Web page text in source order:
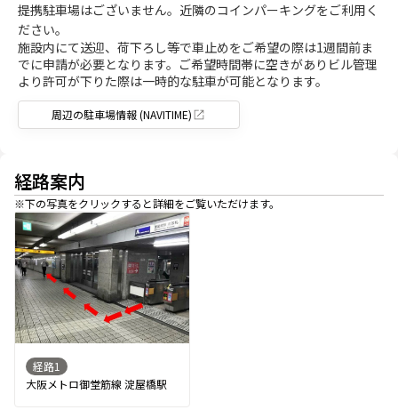
提携駐車場はございません。近隣のコインパーキングをご利用く
ださい。
施設内にて送迎、荷下ろし等で車止めをご希望の際は1週間前ま
でに申請が必要となります。ご希望時間帯に空きがありビル管理
より許可が下りた際は一時的な駐車が可能となります。
周辺の駐車場情報 (NAVITIME)
経路案内
※下の写真をクリックすると詳細をご覧いただけます。
経路1
大阪メトロ御堂筋線 淀屋橋駅